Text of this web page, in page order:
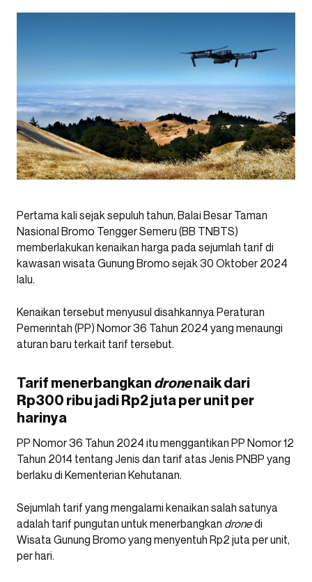
Pertama kali sejak sepuluh tahun, Balai Besar Taman
Nasional Bromo Tengger Semeru (BB TNBTS)
memberlakukan kenaikan harga pada sejumlah tarif di
kawasan wisata Gunung Bromo sejak 30 Oktober 2024
lalu.
Kenaikan tersebut menyusul disahkannya Peraturan
Pemerintah (PP) Nomor 36 Tahun 2024 yang menaungi
aturan baru terkait tarif tersebut.
Tarif menerbangkan dronenaik dari
Rp300 ribu jadi Rp2 juta per unit per
harinya
PP Nomor 36 Tahun 2024 itu menggantikan PP Nomor 12
Tahun 2014 tentang Jenis dan tarif atas Jenis PNBP yang
berlaku di Kementerian Kehutanan.
Sejumlah tarif yang mengalami kenaikan salah satunya
adalah tarif pungutan untuk menerbangkan dronedi
Wisata Gunung Bromo yang menyentuh Rp2 juta per unit,
per hari.